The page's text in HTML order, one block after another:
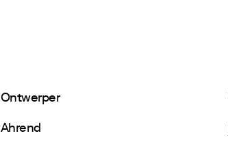
Ontwerper
Ahrend